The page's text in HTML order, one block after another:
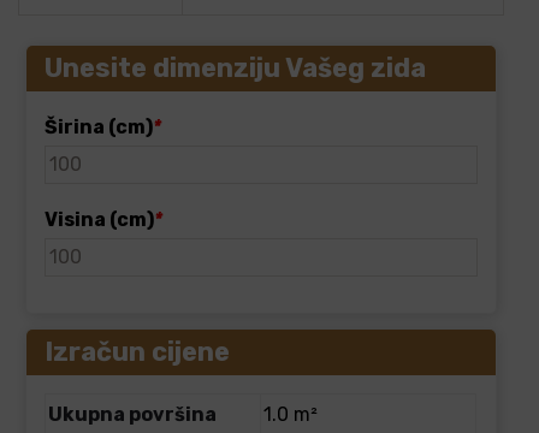
Unesite dimenziju Vašeg zida
Širina (cm)*
Visina (cm)*
Izračun cijene
Ukupna površina
1.0 m²